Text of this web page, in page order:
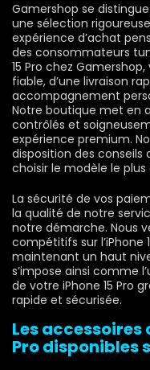
Gamershop se
une sélection
expérience d’achat
des consommateurs
15 Pro chez
fiable, d’une livraison
accompagnement
Notre boutique met en
contrôlés et
expérience premium.
disposition des conseils
choisir le modèle le
La sécurité de vos
la qualité de notre
notre démarche. Nous
compétitifs sur l’iPhone
maintenant un haut
s’impose ainsi comme
de votre iPhone 15 Pro
rapide et sécurisée.
Les accessoires
Pro disponibles